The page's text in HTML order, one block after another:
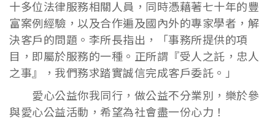
十多位法律服務相關人員，同時憑藉著七十年的豐
富案例經驗，以及合作遍及國內外的專家學者，解
決客戶的問題。李所長指出，「事務所提供的項
目，即屬於服務的一種。正所謂『受人之託，忠人
之事』，我們務求踏實誠信完成客戶委託。」
愛心公益你我同行，做公益不分業別，樂於參
與愛心公益活動，希望為社會盡一份心力！